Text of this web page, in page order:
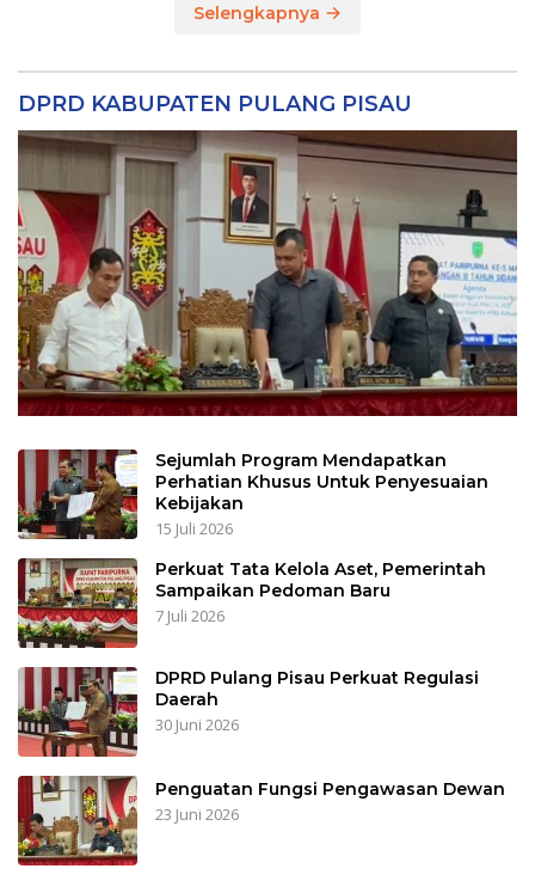
Selengkapnya
DPRD KABUPATEN PULANG PISAU
Sejumlah Program Mendapatkan
Perhatian Khusus Untuk Penyesuaian
Kebijakan
15 Juli 2026
Perkuat Tata Kelola Aset, Pemerintah
Sampaikan Pedoman Baru
7 Juli 2026
DPRD Pulang Pisau Perkuat Regulasi
Daerah
30 Juni 2026
Penguatan Fungsi Pengawasan Dewan
23 Juni 2026